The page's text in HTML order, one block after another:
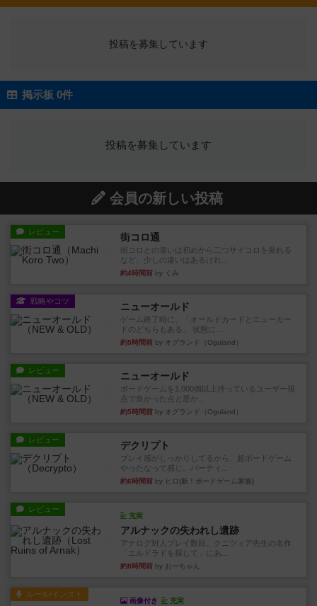
投稿を募集しています
掲示板 0件
投稿を募集しています
会員の新しい投稿
レビュー 街コロ通
街コロとの違いは初めから二つサイコロを振れる
など、少しの違いはあるけれ...
約4時間前 by くみ
戦略やコツ ニューオールド
ゲーム終了時に、「オールドカードとニューカー
ドのどちらもある」 状態に...
約5時間前 by オグランド（Oguland）
レビュー ニューオールド
ボードゲームを1,000個以上持っているユーザー視
点で良かった点と悪か...
約5時間前 by オグランド（Oguland）
レビュー デクリプト
プレイ感がしっかりしてるから、超ボードゲーム
やったなって感じ。パーティ...
約6時間前 by ヒロ(新！ボードゲーム家族)
レビュー
充実
アルナックの失われし遺跡
アナログ対人プレイ数回。クニツィア先生の名作
「エルドラドを探して」にあ...
約8時間前 by おーちゃん
ルール/インスト
画像付き 充実